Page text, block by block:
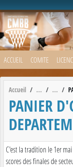
ACCUEIL COMITE
Accueil
PANIER
C'est la tradition le 1er
scores des finales de